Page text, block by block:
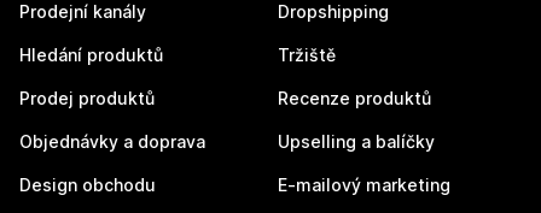
Prodejní kanály
Hledání produktů
Prodej produktů
Objednávky a doprava
Design obchodu
Dropshipping
Tržiště
Recenze produktů
Upselling a balíčky
E-mailový marketing